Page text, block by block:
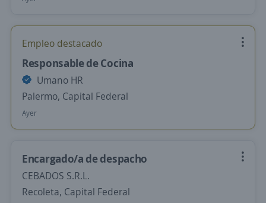
Empleo destacado
Responsable de Cocina
Umano HR
Palermo, Capital Federal
Ayer
Encargado/a de despacho
CEBADOS S.R.L.
Recoleta, Capital Federal